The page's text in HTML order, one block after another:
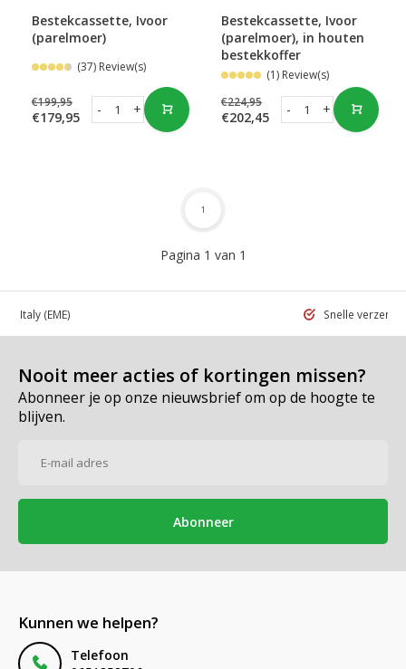
Bestekcassette, Ivoor
(parelmoer)
(37) Review(s)
€199,95
€179,95 +
-
Bestekcassette, Ivoor
(parelmoer), in houten
bestekkoffer
(1) Review(s)
€224,95
€202,45 +
-
Pagina 1 van 1
1
in Italy (EME) Snelle
Nooit meer acties of kortingen missen?
Abonneer je op onze nieuwsbrief om op de hoogte te
blijven.
Abonneer
Kunnen we helpen?
Telefoon